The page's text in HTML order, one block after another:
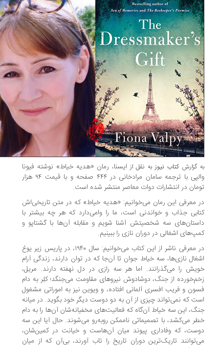
گزارش کتاب نیوز به نقل از ایسنا، رمان «هدیه‌ خیاط» نوشته‌ فیونا
والپی با ترجمه‌ سامان مرادخانی در ۴۴۴ صفحه و با قیمت ۹۴ هزار
در انتشارات دوات معاصر منتشر شده است.
معرفی این رمان می‌خوانیم: «هدیه‌ خیاط» که در متن تاریخی‌اش
جذاب و خواندنی است، ما را وامی‌دارد که هر چه بیشتر با
سه شخصیتش آشنا شویم و مقابله‌ آن‌ها با گشتاپو و
اشغالی در دوران نازی را ببینیم.
در معرفی ناشر از این کتاب می‌خوانیم: سال ۱۹۴۰، در پاریس زیر یوغ
نازی‌ها، سه خیاط جوان تا آن‌جا که در توان دارند، زندگی آرام
را می‌گذرانند. اما هر سه رازی در دل نهفته دارند. مریل،
از جنگ، دوشادوش نیروهای مقاومت می‌جنگد؛ کلِر به دام
و فریب افسری آلمانی افتاده، و ویوین نیز به اموراتی مشغول
که نمی‌تواند چیزی از آن به دو دوست دیگر خود بگوید. در میانه‌
این سه خیاط آن‌گاه که فعالیت‌های مخفیانه‌شان آن‌ها را به دام
می‌کشد، با تصمیماتی ناممکن روبه‌رو می‌شوند. حال آیا این سه
که وفاداری پیوند میان آن‌هاست و خیانت در کمین‌شان،
تاریک‌ترین دوران تاریخ را تاب آورند، بی‌آن که از میان